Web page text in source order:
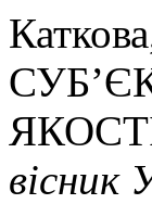
вісник